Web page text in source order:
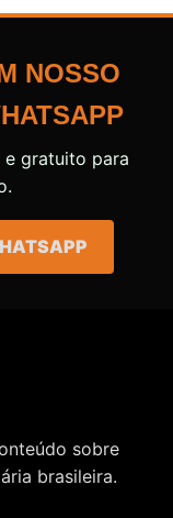
NOSSO
e gratuito para
sobre
brasileira.